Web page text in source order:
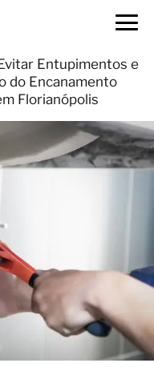
Entupimentos e
do Encanamento
Florianópolis